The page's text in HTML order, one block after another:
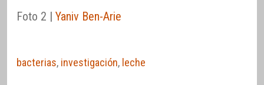
Foto 2 | Yaniv Ben-Arie
bacterias, investigación, leche